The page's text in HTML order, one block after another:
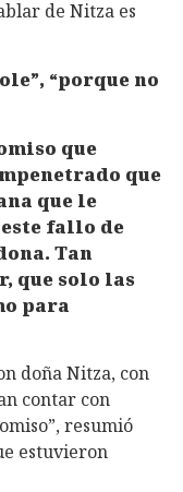
de Nitza es
“porque no
que
que
que le
fallo de
Tan
que solo las
para
doña Nitza, con
contar con
resumió
estuvieron